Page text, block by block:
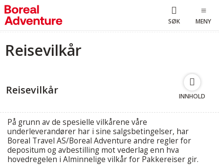
SØK MENY
Reisevilkår
Reisevilkår INNHOLD
På grunn av de spesielle vilkårene våre
underleverandører har i sine salgsbetingelser, har
Boreal Travel AS/Boreal Adventure andre regler for
depositum og avbestilling mot vederlag enn hva
hovedregelen i Alminnelige vilkår for Pakkereiser gir.